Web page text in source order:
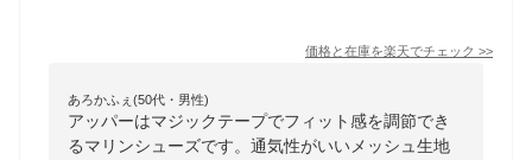
価格と在庫を楽天でチェック >>
あろかふぇ(50代・男性)
アッパーはマジックテープでフィット感を調節でき
るマリンシューズです。通気性がいいメッシュ生地